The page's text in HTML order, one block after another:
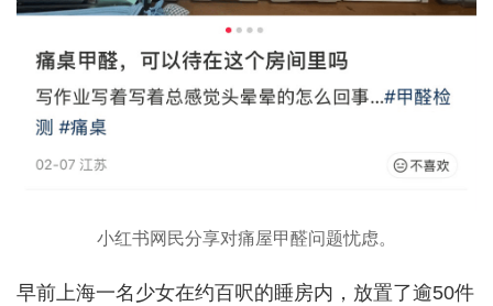
小红书网民分享对痛屋甲醛问题忧虑。
早前上海一名少女在约百呎的睡房内，放置了逾50件